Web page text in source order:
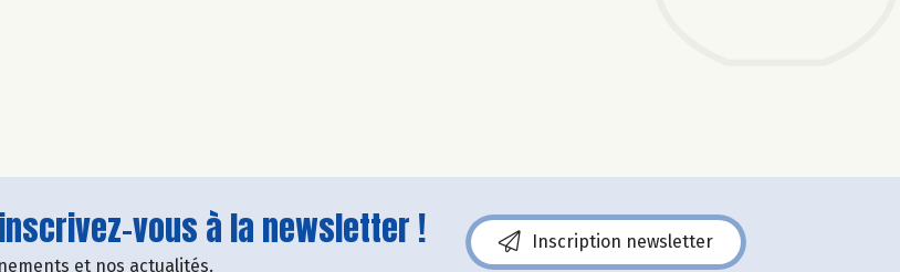
vous à la newsletter !
et nos actualités.
Inscription newsletter